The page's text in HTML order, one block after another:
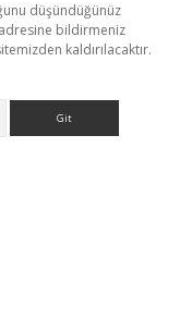
düşündüğünüz
adresine bildirmeniz
kaldırılacaktır.